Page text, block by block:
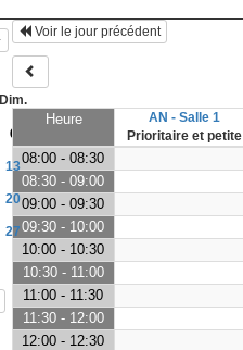
Dim.
6
13
20
27
Heure
AN - Salle 1
Prioritaire et petite
Voir le jour précédent
08:00 - 08:30
08:30 - 09:00
09:00 - 09:30
09:30 - 10:00
10:00 - 10:30
10:30 - 11:00
11:00 - 11:30
11:30 - 12:00
12:00 - 12:30